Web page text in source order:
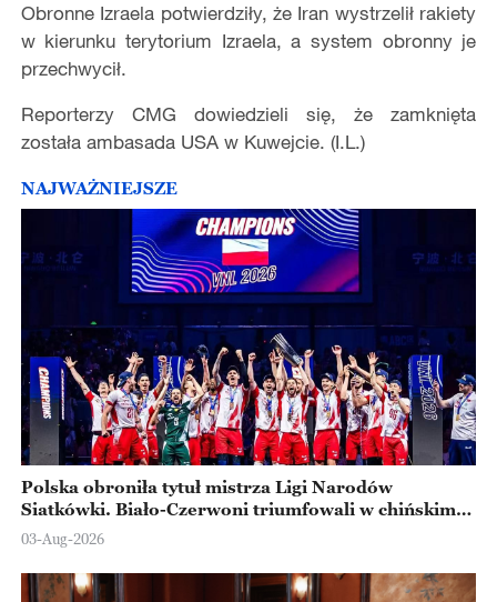
Obronne Izraela potwierdziły, że Iran wystrzelił rakiety
w kierunku terytorium Izraela, a system obronny je
przechwycił.
Reporterzy CMG dowiedzieli się, że zamknięta
została ambasada USA w Kuwejcie. (I.L.)
NAJWAŻNIEJSZE
Polska obroniła tytuł mistrza Ligi Narodów
Siatkówki. Biało-Czerwoni triumfowali w chińskim
Ningbo
03-Aug-2026